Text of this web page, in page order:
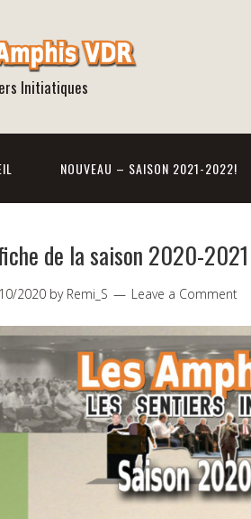
Initiatiques
NOUVEAU – SAISON 2021-2022!
de la saison 2020-2021
2020 by Remi_S Leave a Comment